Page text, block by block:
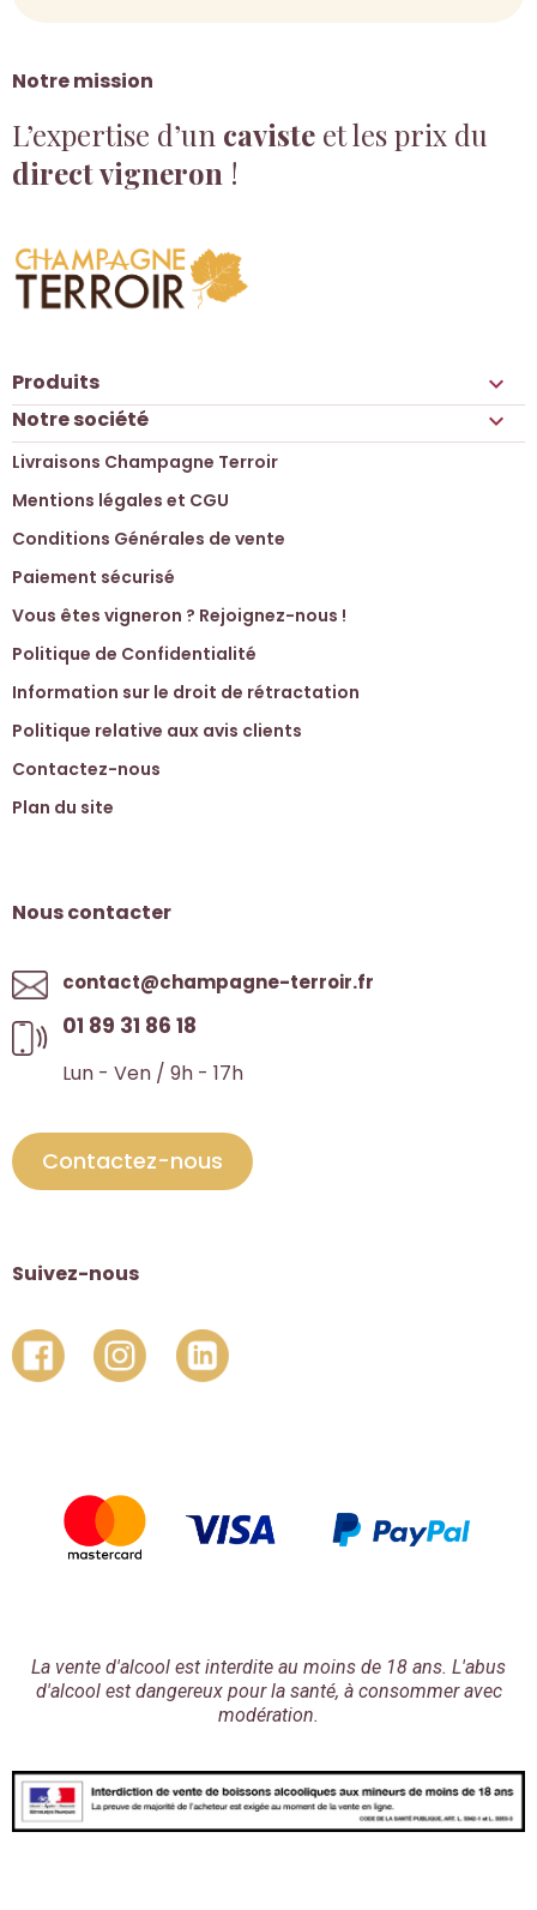
Notre mission
L’expertise d’un caviste et les prix du
direct vigneron !
Produits 
Notre société 
Livraisons Champagne Terroir
Mentions légales et CGU
Conditions Générales de vente
Paiement sécurisé
Vous êtes vigneron ? Rejoignez-nous !
Politique de Confidentialité
Information sur le droit de rétractation
Politique relative aux avis clients
Contactez-nous
Plan du site
Nous contacter
contact@champagne-terroir.fr
01 89 31 86 18
Lun - Ven / 9h - 17h
Contactez-nous
Suivez-nous
La vente d'alcool est interdite au moins de 18 ans. L'abus
d'alcool est dangereux pour la santé, à consommer avec
modération.